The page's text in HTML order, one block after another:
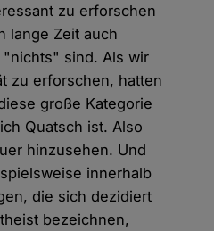
zu erforschen
lange Zeit auch
sind. Als wir
zu erforschen, hatten
große Kategorie
Quatsch ist. Also
hinzusehen. Und
innerhalb
die sich dezidiert
bezeichnen,